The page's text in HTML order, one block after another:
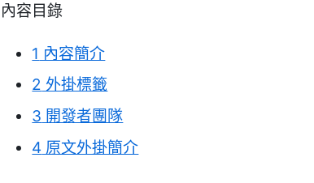
內容目錄
1 內容簡介
2 外掛標籤
3 開發者團隊
4 原文外掛簡介